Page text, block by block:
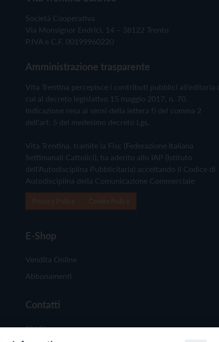
Società Cooperativa
Via Monsignor Endrici, 14 – 38122 Trento
P.IVA e C.F. 00199960220
Amministrazione trasparente
Vita Trentina percepisce i contributi pubblici all'editoria
cui al decreto legislativo 15 maggio 2017, n. 70.
Indicazione resa ai sensi della lettera f) del comma 2
dell'art. 5 del medesimo decreto Lgs.
Vita Trentina, tramite la Fisc (Federazione Italiana
Settimanali Cattolici), ha aderito allo IAP (Istituto
dell'Autodisciplina Pubblicitaria) accettando il Codice di
Autodisciplina della Comunicazione Commerciale
E-Shop
Vendita Online
Abbonamenti
Contatti
Chi Siamo